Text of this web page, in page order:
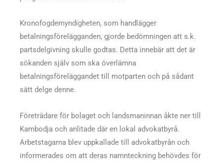
Kronofogdemyndigheten, som handlägger
betalningsförelägganden, gjorde bedömningen att s.k.
partsdelgivning skulle godtas. Detta innebär att det är
sökanden själv som ska överlämna
betalningsföreläggandet till motparten och på sådant
sätt delge denne.
Företrädare för bolaget och landsmaninnan åkte ner till
Kambodja och anlitade där en lokal advokatbyrå.
Arbetstagarna blev uppkallade till advokatbyrån och
informerades om att deras namnteckning behövdes för